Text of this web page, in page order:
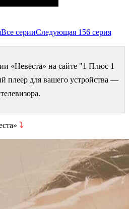
Все серииСледующая 156 серия
«Невеста» на сайте "1 Плюс 1
плеер для вашего устройства —
⤵